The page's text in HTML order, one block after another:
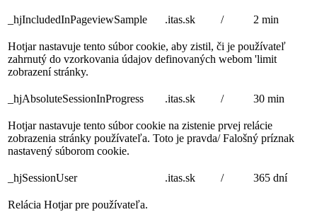
_hjIncludedInPageviewSample .itas.sk / 2 min
Hotjar nastavuje tento súbor cookie, aby zistil, či je používateľ
zahrnutý do vzorkovania údajov definovaných webom 'limit
zobrazení stránky.
_hjAbsoluteSessionInProgress .itas.sk / 30 min
Hotjar nastavuje tento súbor cookie na zistenie prvej relácie
zobrazenia stránky používateľa. Toto je pravda/ Falošný príznak
nastavený súborom cookie.
_hjSessionUser .itas.sk / 365 dní
Relácia Hotjar pre používateľa.